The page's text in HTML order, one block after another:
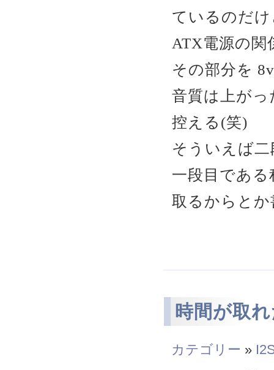
ているのだ
ATX電源の
その部分を
音質は上が
控える(笑)
そういえば
一段目であ
取るからと
時間が取
カテゴリー »